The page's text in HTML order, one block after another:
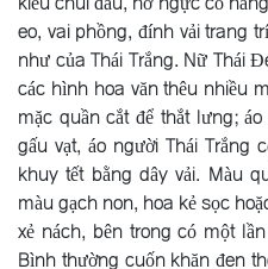
eo, vai phồng, đính vải trang
như của Thái Trắng. Nữ Thái
các hình hoa văn thêu nhiều
mặc quần cắt để thắt lưng;
gấu vạt, áo người Thái
khuy tết bằng dây vải. Màu
màu gạch non, hoa kẻ sọc
xẻ nách, bên trong có một
Bình thường cuốn khăn đen